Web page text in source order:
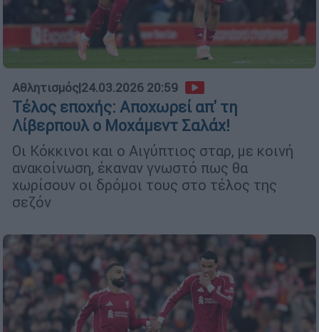
Αθλητισμός|24.03.2026 20:59
Τέλος εποχής: Αποχωρεί απ' τη
Λίβερπουλ ο Μοχάμεντ Σαλάχ!
Οι Κόκκινοι και ο Αιγύπτιος σταρ, με κοινή
ανακοίνωση, έκαναν γνωστό πως θα
χωρίσουν οι δρόμοι τους στο τέλος της
σεζόν